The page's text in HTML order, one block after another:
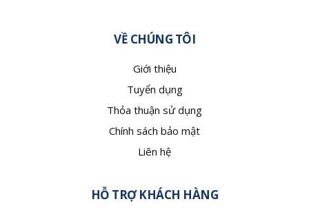
VỀ CHÚNG TÔI
Giới thiệu
Tuyển dụng
Thỏa thuận sử dụng
Chính sách bảo mật
Liên hệ
HỖ TRỢ KHÁCH HÀNG